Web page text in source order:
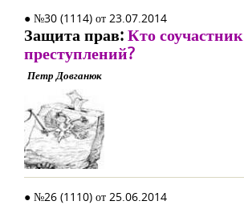
● №30 (1114) от 23.07.2014
Защита прав:Кто соучастник
преступлений?
Петр Довганюк
● №26 (1110) от 25.06.2014